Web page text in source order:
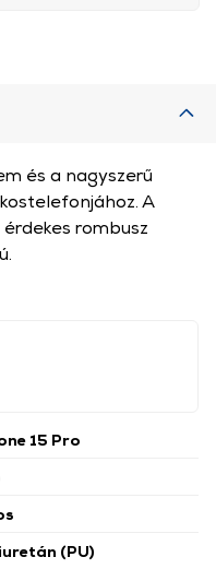
15 Pro
(PU)
és a nagyszerű
A
rombusz